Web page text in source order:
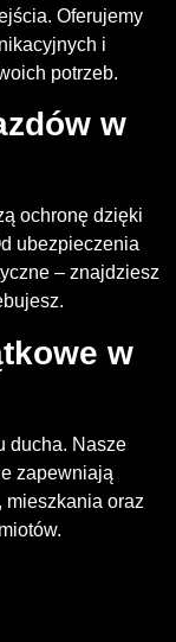
Oferujemy
i
potrzeb.
w
ochronę dzięki
ubezpieczenia
– znajdziesz
w
ducha. Nasze
zapewniają
mieszkania oraz